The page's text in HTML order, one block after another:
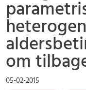
om
05-02-2015